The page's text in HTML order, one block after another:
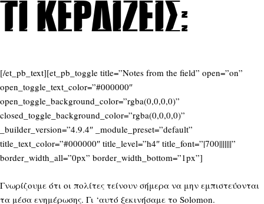
Τι κερδίζεις:
[/et_pb_text][et_pb_toggle title=”Notes from the field” open=”on”
open_toggle_text_color=”#000000″
open_toggle_background_color=”rgba(0,0,0,0)”
closed_toggle_background_color=”rgba(0,0,0,0)”
_builder_version=”4.9.4″ _module_preset=”default”
title_text_color=”#000000″ title_level=”h4″ title_font=”|700|||||||”
border_width_all=”0px” border_width_bottom=”1px”]
Γνωρίζουμε ότι οι πολίτες τείνουν σήμερα να μην εμπιστεύονται
τα μέσα ενημέρωσης. Γι ‘αυτό ξεκινήσαμε το Solomon.